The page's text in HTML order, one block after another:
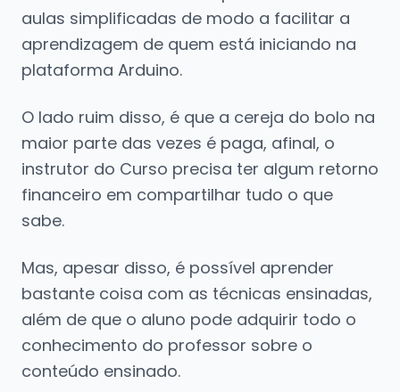
aulas simplificadas de modo a facilitar a
aprendizagem de quem está iniciando na
plataforma Arduino.
O lado ruim disso, é que a cereja do bolo na
maior parte das vezes é paga, afinal, o
instrutor do Curso precisa ter algum retorno
financeiro em compartilhar tudo o que
sabe.
Mas, apesar disso, é possível aprender
bastante coisa com as técnicas ensinadas,
além de que o aluno pode adquirir todo o
conhecimento do professor sobre o
conteúdo ensinado.